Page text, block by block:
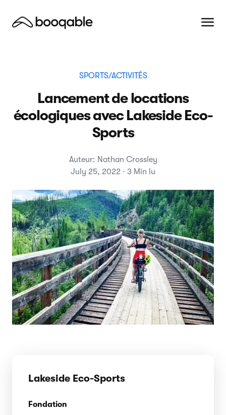
SPORTS/ACTIVITÉS
Lancement de locations
écologiques avec Lakeside Eco-
Sports
Auteur: Nathan Crossley
July 25, 2022 · 3 Min lu
Lakeside Eco-Sports
Fondation